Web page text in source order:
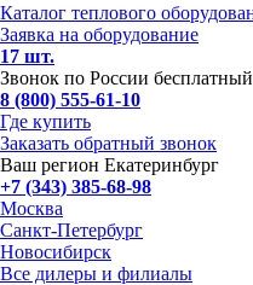
Каталог теплового
Заявка на оборудование
17 шт.
Звонок по России бесплатный
8 (800) 555-61-10
Где купить
Заказать обратный звонок
Ваш регион Екатеринбург
+7 (343) 385-68-98
Москва
Санкт-Петербург
Новосибирск
Все дилеры и филиалы